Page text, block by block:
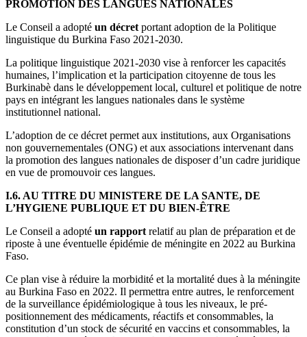
PROMOTION DES LANGUES NATIONALES
Le Conseil a adopté un décret portant adoption de la Politique
linguistique du Burkina Faso 2021-2030.
La politique linguistique 2021-2030 vise à renforcer les capacités
humaines, l’implication et la participation citoyenne de tous les
Burkinabè dans le développement local, culturel et politique de notre
pays en intégrant les langues nationales dans le système
institutionnel national.
L’adoption de ce décret permet aux institutions, aux Organisations
non gouvernementales (ONG) et aux associations intervenant dans
la promotion des langues nationales de disposer d’un cadre juridique
en vue de promouvoir ces langues.
I.6. AU TITRE DU MINISTERE DE LA SANTE, DE
L’HYGIENE PUBLIQUE ET DU BIEN-ÊTRE
Le Conseil a adopté un rapport relatif au plan de préparation et de
riposte à une éventuelle épidémie de méningite en 2022 au Burkina
Faso.
Ce plan vise à réduire la morbidité et la mortalité dues à la méningite
au Burkina Faso en 2022. Il permettra entre autres, le renforcement
de la surveillance épidémiologique à tous les niveaux, le pré-
positionnement des médicaments, réactifs et consommables, la
constitution d’un stock de sécurité en vaccins et consommables, la